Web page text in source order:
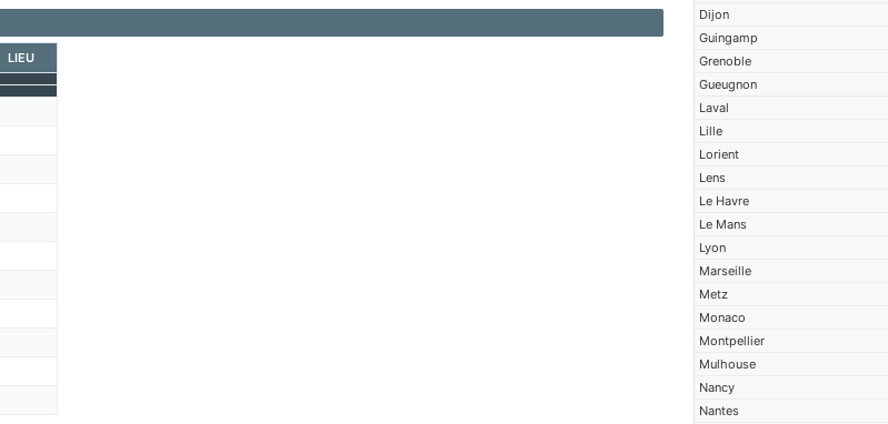
Dijon
Guingamp
Grenoble
Gueugnon
Laval
Lille
Lorient
Lens
Le Havre
Le Mans
Lyon
Marseille
Metz
Monaco
Montpellier
Mulhouse
Nancy
Nantes
LIEU